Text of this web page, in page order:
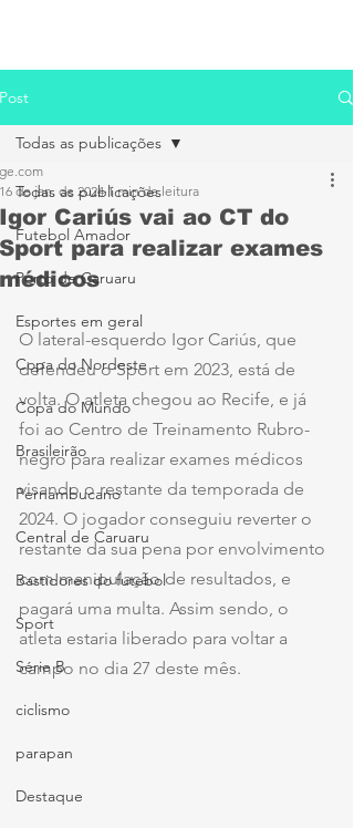
Post
Todas as publicações
Futebol Amador
Porto de Caruaru
Esportes em geral
Copa do Nordeste
Copa do Mundo
Brasileirão
Pernambucano
Central de Caruaru
Bastidores do futebol
Sport
Série B
ciclismo
parapan
Destaque
Todas as publicações
Igor Cariús vai ao CT do
Sport para realizar exames
médicos
ge.com
16 de jan. de 2024 1 min de leitura
O lateral-esquerdo Igor Cariús, que
defendeu o Sport em 2023, está de
volta. O atleta chegou ao Recife, e já
foi ao Centro de Treinamento Rubro-
negro para realizar exames médicos
visando o restante da temporada de
2024. O jogador conseguiu reverter o
restante da sua pena por envolvimento
com manipulação de resultados, e
pagará uma multa. Assim sendo, o
atleta estaria liberado para voltar a
campo no dia 27 deste mês.